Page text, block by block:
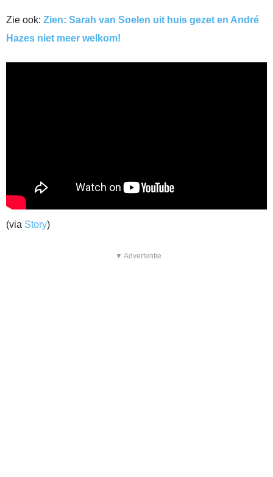
Zie ook: Zien: Sarah van Soelen uit huis gezet en André
Hazes niet meer welkom!
(via Story)
▼ Advertentie